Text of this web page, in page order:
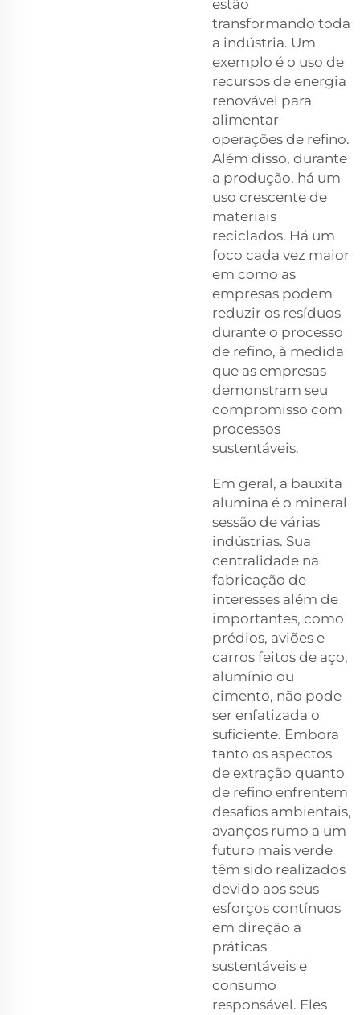
estão
transformando toda
a indústria. Um
exemplo é o uso de
recursos de energia
renovável para
alimentar
operações de refino.
Além disso, durante
a produção, há um
uso crescente de
materiais
reciclados. Há um
foco cada vez maior
em como as
empresas podem
reduzir os resíduos
durante o processo
de refino, à medida
que as empresas
demonstram seu
compromisso com
processos
sustentáveis.
Em geral, a bauxita
alumina é o mineral
sessão de várias
indústrias. Sua
centralidade na
fabricação de
interesses além de
importantes, como
prédios, aviões e
carros feitos de aço,
alumínio ou
cimento, não pode
ser enfatizada o
suficiente. Embora
tanto os aspectos
de extração quanto
de refino enfrentem
desafios ambientais,
avanços rumo a um
futuro mais verde
têm sido realizados
devido aos seus
esforços contínuos
em direção a
práticas
sustentáveis e
consumo
responsável. Eles